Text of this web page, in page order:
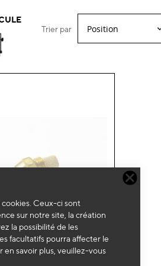
Ceux-ci sont
sur notre site, la création
la possibilité de les
facultatifs pourra affecter le
savoir plus, veuillez-vous
Trier par